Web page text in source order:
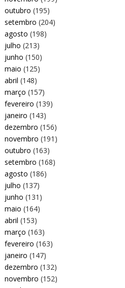
outubro (195)
setembro (204)
agosto (198)
julho (213)
junho (150)
maio (125)
abril (148)
março (157)
fevereiro (139)
janeiro (143)
dezembro (156)
novembro (191)
outubro (163)
setembro (168)
agosto (186)
julho (137)
junho (131)
maio (164)
abril (153)
março (163)
fevereiro (163)
janeiro (147)
dezembro (132)
novembro (152)